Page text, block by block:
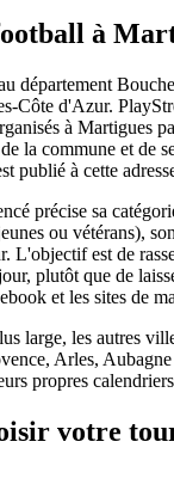
à
département
Côte d'Azur.
à Martigues
la commune et de
publié à cette
précise sa
ou vétérans),
L'objectif est de
plutôt que de
et les sites de
large, les autres
Arles,
propres
votre